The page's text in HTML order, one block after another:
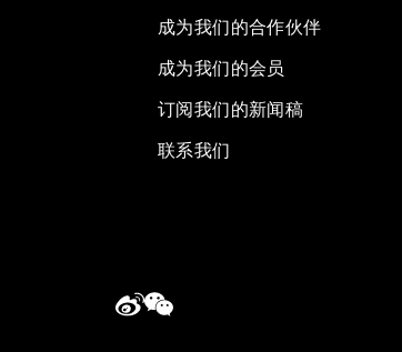
成为我们的合作伙伴
成为我们的会员
订阅我们的新闻稿
联系我们